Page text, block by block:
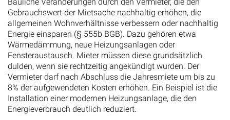
Gebrauchswert der Mietsache nachhaltig erhöhen, die
allgemeinen Wohnverhältnisse verbessern oder nachhaltig
Energie einsparen (§ 555b BGB). Dazu gehören etwa
Wärmedämmung, neue Heizungsanlagen oder
Fensteraustausch. Mieter müssen diese grundsätzlich
dulden, wenn sie rechtzeitig angekündigt wurden. Der
Vermieter darf nach Abschluss die Jahresmiete um bis zu
8% der aufgewendeten Kosten erhöhen. Ein Beispiel ist die
Installation einer modernen Heizungsanlage, die den
Energieverbrauch deutlich reduziert.